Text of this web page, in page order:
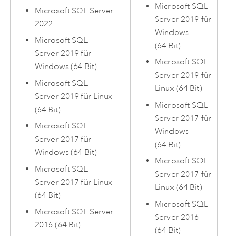
Microsoft SQL Server
2022
Microsoft SQL
Server 2019 für
Windows (64 Bit)
Microsoft SQL
Server 2019 für Linux
(64 Bit)
Microsoft SQL
Server 2017 für
Windows (64 Bit)
Microsoft SQL
Server 2017 für Linux
(64 Bit)
Microsoft SQL Server
2016 (64 Bit)
Microsoft SQL
Server 2019 für
Windows
(64 Bit)
Microsoft SQL
Server 2019 für
Linux (64 Bit)
Microsoft SQL
Server 2017 für
Windows
(64 Bit)
Microsoft SQL
Server 2017 für
Linux (64 Bit)
Microsoft SQL
Server 2016
(64 Bit)